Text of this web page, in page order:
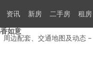
资讯 新房 二手房
租房
如意
边配套、交通地图及动态